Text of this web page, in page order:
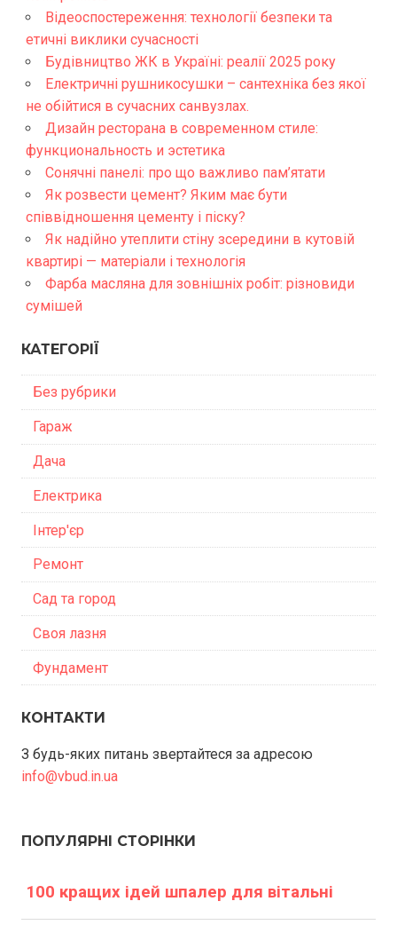
Відеоспостереження: технології безпеки та
етичні виклики сучасності
Будівництво ЖК в Україні: реалії 2025 року
Електричні рушникосушки – сантехніка без якої
не обійтися в сучасних санвузлах.
Дизайн ресторана в современном стиле:
функциональность и эстетика
Сонячні панелі: про що важливо пам’ятати
Як розвести цемент? Яким має бути
співвідношення цементу і піску?
Як надійно утеплити стіну зсередини в кутовій
квартирі — матеріали і технологія
Фарба масляна для зовнішніх робіт: різновиди
сумішей
КАТЕГОРІЇ
Без рубрики
Гараж
Дача
Електрика
Інтер'єр
Ремонт
Сад та город
Своя лазня
Фундамент
КОНТАКТИ
З будь-яких питань звертайтеся за адресою
info@vbud.in.ua
ПОПУЛЯРНІ СТОРІНКИ
100 кращих ідей шпалер для вітальні